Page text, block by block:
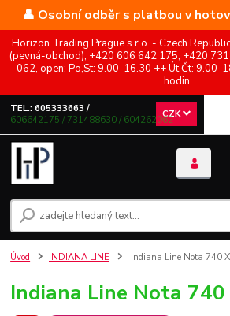
👤 Osobní odběr s platbou v
Horizon Trading Prague s.r.o. - Czech
(pevná-obchod), +420 606 642 175, +420
062, open: Po,St: 9.00-16.30 ++ Út,Čt: 9.00-
hodin
CZK
TEL.: 605333663 /
606642175 / 731488630 / 604262062
Úvod INDIANA LINE Indiana Line Nota 740 X
Indiana Line Nota 740